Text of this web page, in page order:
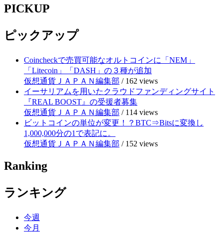
PICKUP
ピックアップ
Coincheckで売買可能なオルトコインに「NEM」
「Litecoin」「DASH」の３種が追加
仮想通貨ＪＡＰＡＮ編集部 / 162 views
イーサリアムを用いたクラウドファンディングサイト
『REAL BOOST』の受援者募集
仮想通貨ＪＡＰＡＮ編集部 / 114 views
ビットコインの単位が変更！？BTC⇒Bitsに変換し
1,000,000分の1で表記に。
仮想通貨ＪＡＰＡＮ編集部 / 152 views
Ranking
ランキング
今週
今月